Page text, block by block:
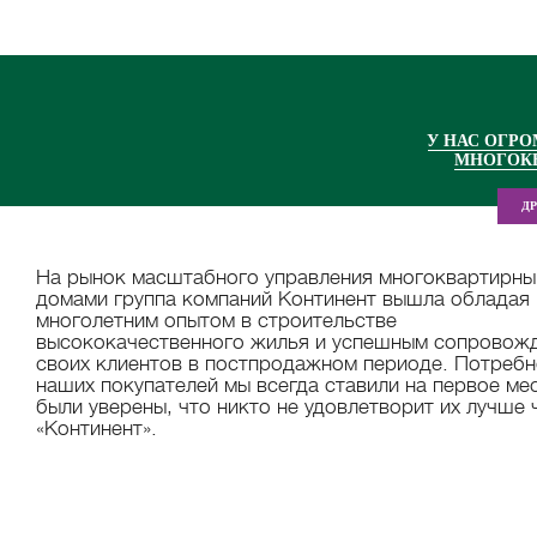
У НАС
На рынок масштабного управления
домами группа компаний Континент вышла обладая
многолетним опытом в строительстве
высококачественного жилья и успешным
своих клиентов в постпродажном периоде.
наших покупателей мы всегда ставили на первое
были уверены, что никто не удовлетворит их лучше
«Континент».